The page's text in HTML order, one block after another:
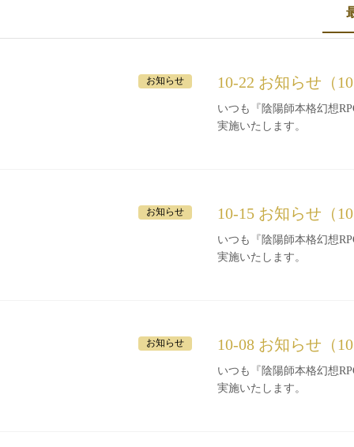
10-22 お知らせ（
いつも『陰陽師本格幻想RPG』をご利
実施いたします。
お知らせ
10-15 お知らせ（
いつも『陰陽師本格幻想RPG』をご利
実施いたします。
お知らせ
10-08 お知らせ（
いつも『陰陽師本格幻想RPG』をご利
実施いたします。
お知らせ